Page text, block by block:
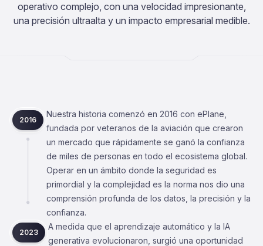
operativo complejo, con una velocidad impresionante,
una precisión ultraalta y un impacto empresarial medible.
2016
Nuestra historia comenzó en 2016 con ePlane,
fundada por veteranos de la aviación que crearon
un mercado que rápidamente se ganó la confianza
de miles de personas en todo el ecosistema global.
Operar en un ámbito donde la seguridad es
primordial y la complejidad es la norma nos dio una
comprensión profunda de los datos, la precisión y la
confianza.
2023
A medida que el aprendizaje automático y la IA
generativa evolucionaron, surgió una oportunidad